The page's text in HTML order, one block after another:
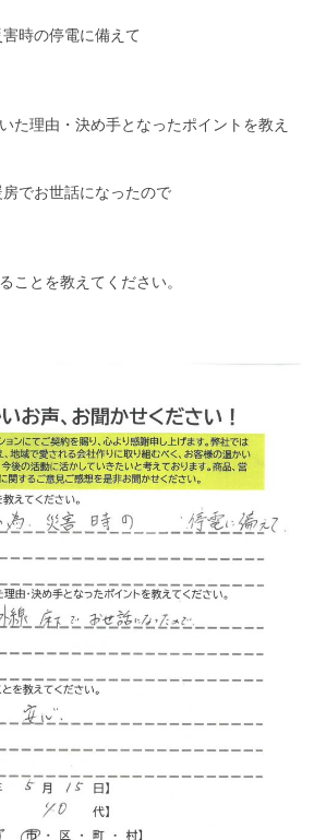
時の停電に備えて
た理由・決め手となったポイントを教え
でお世話になったので
ことを教えてください。